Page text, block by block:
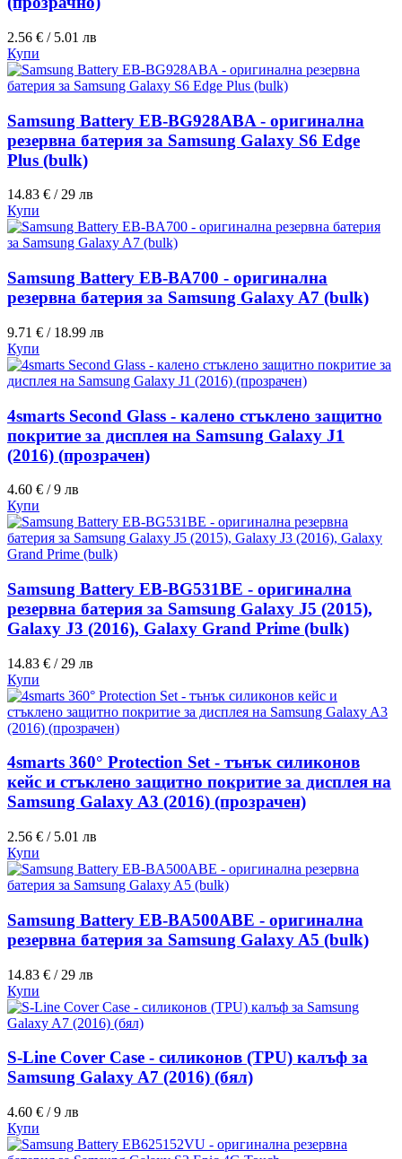
2.56 € / 5.01 лв
Купи
Samsung Battery EB-BG928ABA - оригинална
резервна батерия за Samsung Galaxy S6 Edge
Plus (bulk)
14.83 € / 29 лв
Купи
Samsung Battery EB-BA700 - оригинална
резервна батерия за Samsung Galaxy A7 (bulk)
9.71 € / 18.99 лв
Купи
4smarts Second Glass - калено стъклено защитно
покритие за дисплея на Samsung Galaxy J1
(2016) (прозрачен)
4.60 € / 9 лв
Купи
Samsung Battery EB-BG531BE - оригинална
резервна батерия за Samsung Galaxy J5 (2015),
Galaxy J3 (2016), Galaxy Grand Prime (bulk)
14.83 € / 29 лв
Купи
4smarts 360° Protection Set - тънък силиконов
кейс и стъклено защитно покритие за дисплея на
Samsung Galaxy A3 (2016) (прозрачен)
2.56 € / 5.01 лв
Купи
Samsung Battery EB-BA500ABE - оригинална
резервна батерия за Samsung Galaxy A5 (bulk)
14.83 € / 29 лв
Купи
S-Line Cover Case - силиконов (TPU) калъф за
Samsung Galaxy A7 (2016) (бял)
4.60 € / 9 лв
Купи